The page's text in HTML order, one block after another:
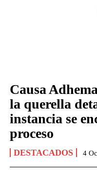
Causa
la querella
instancia se
proceso
DESTACADOS 4